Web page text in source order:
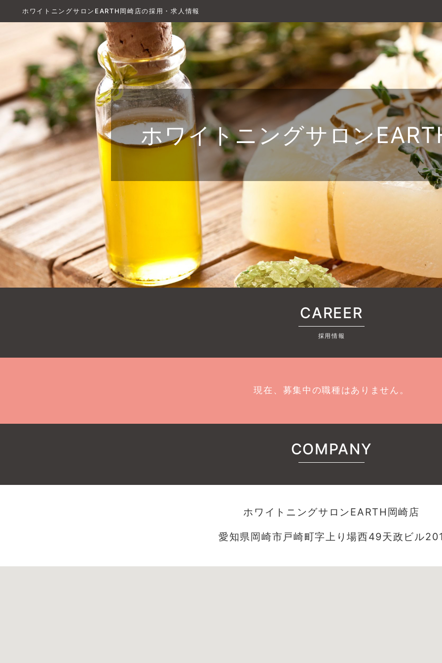
ホワイトニングサロンEARTH岡崎店の採用・求人情報
ホワイトニングサロン
CAREER
採用情報
現在、募集中の職種はありません。
COMPANY
ホワイトニングサロンEARTH岡崎店
愛知県岡崎市戸崎町字上り場西49天政ビル